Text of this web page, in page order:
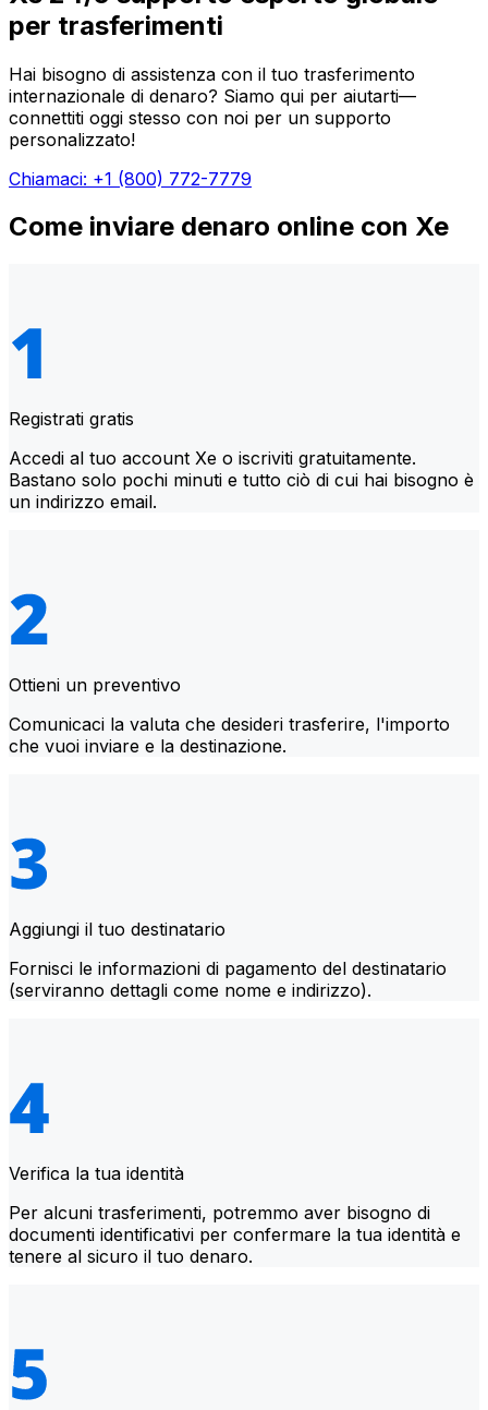
per trasferimenti
Hai bisogno di assistenza con il tuo trasferimento
internazionale di denaro? Siamo qui per aiutarti—
connettiti oggi stesso con noi per un supporto
personalizzato!
Chiamaci: +1 (800) 772-7779
Come inviare denaro online con Xe
Registrati gratis
Accedi al tuo account Xe o iscriviti gratuitamente.
Bastano solo pochi minuti e tutto ciò di cui hai bisogno è
un indirizzo email.
Ottieni un preventivo
Comunicaci la valuta che desideri trasferire, l'importo
che vuoi inviare e la destinazione.
Aggiungi il tuo destinatario
Fornisci le informazioni di pagamento del destinatario
(serviranno dettagli come nome e indirizzo).
Verifica la tua identità
Per alcuni trasferimenti, potremmo aver bisogno di
documenti identificativi per confermare la tua identità e
tenere al sicuro il tuo denaro.